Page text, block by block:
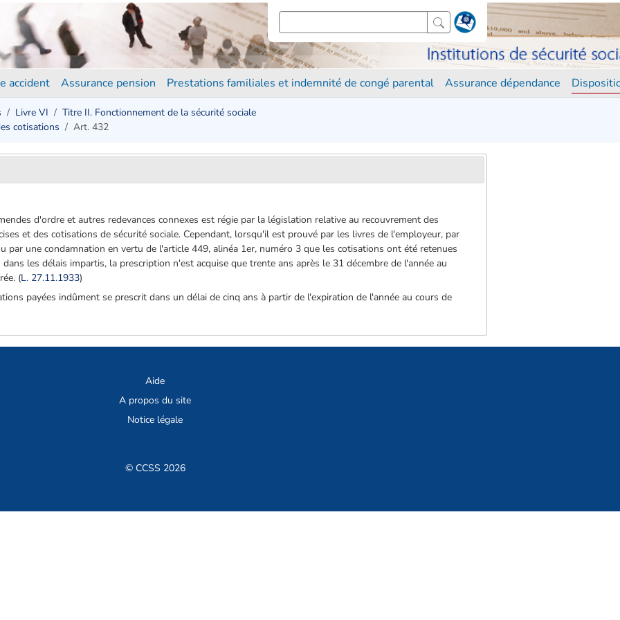
accident Assurance pension Prestations familiales et indemnité de congé parental Assurance dépendance
Livre VI
Titre II. Fonctionnement de la sécurité sociale
cotisations
Art. 432
d'ordre et autres redevances connexes est régie par la législation relative au recouvrement des
et des cotisations de sécurité sociale. Cependant, lorsqu'il est prouvé par les livres de l'employeur, par
par une condamnation en vertu de l'article 449, alinéa 1er, numéro 3 que les cotisations ont été retenues
les délais impartis, la prescription n'est acquise que trente ans après le 31 décembre de l'année au
(L. 27.11.1933)
payées indûment se prescrit dans un délai de cinq ans à partir de l'expiration de l'année au cours de
Aide
A propos du site
Notice légale
© CCSS 2026